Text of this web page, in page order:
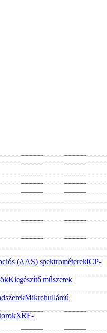
(AAS) spektrométerekICP-
Kiegészítő műszerek
Mikrohullámú
XRF-